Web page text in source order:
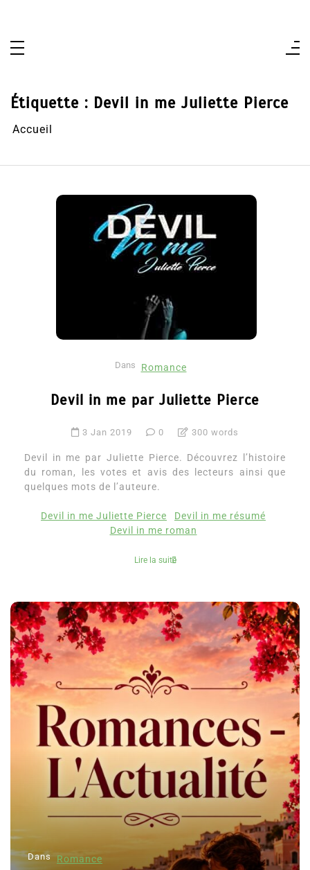
Étiquette : Devil in me Juliette Pierce
Accueil
Dans Romance
Devil in me par Juliette Pierce
3 Jan 2019 0 300 words
Devil in me par Juliette Pierce. Découvrez l’histoire
du roman, les votes et avis des lecteurs ainsi que
quelques mots de l’auteure.
Devil in me Juliette Pierce
Devil in me résumé
Devil in me roman
Lire la suite
Dans Romance